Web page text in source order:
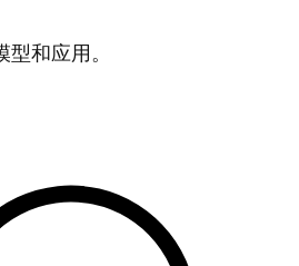
和应用。